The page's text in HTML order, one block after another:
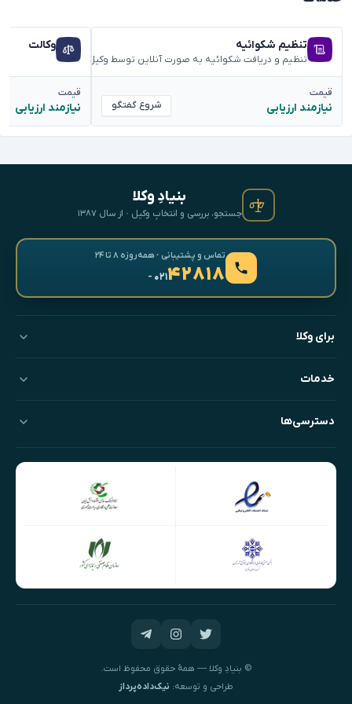
تنظیم شکوائیه
تنظیم و دریافت شکوائیه به صورت آنلاین توسط وکیل متخصص
قیمت
نیازمند ارزیابی شروع گفتگو
وکالت
قیمت
نیازمند ارزیابی
بنیادِ وکلا
جستجو، بررسی و انتخابِ وکیل · از سال ۱۳۸۷
تماس و پشتیبانی · همه‌روزه ۸ تا ۲۴
۴۲۸۱۸- ۰۲۱
برای وکلا
خدمات
دسترسی‌ها
© بنیادِ وکلا — همهٔ حقوق محفوظ است.
طراحی و توسعه: نیک‌داده‌پرداز